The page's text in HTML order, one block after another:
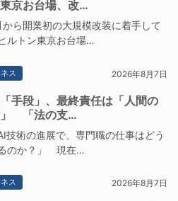
東京お台場、改…
ら開業初の大規模改装に着手して
ルトン東京お台場…
ス 2026年8月7日
手段」、最終責任は「人間の
」 「法の支…
技術の進展で、専門職の仕事はどう
のか？」 現在…
ス 2026年8月7日